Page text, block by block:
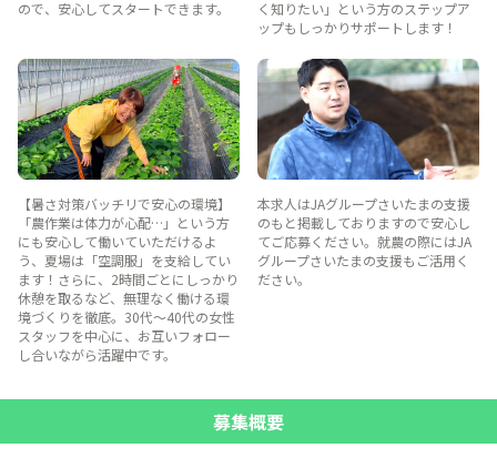
ので、安心してスタートできます。
く知りたい」という方のステップア
ップもしっかりサポートします！
【暑さ対策バッチリで安心の環境】
「農作業は体力が心配…」という方
にも安心して働いていただけるよ
う、夏場は「空調服」を支給してい
ます！さらに、2時間ごとにしっかり
休憩を取るなど、無理なく働ける環
境づくりを徹底。30代〜40代の女性
スタッフを中心に、お互いフォロー
し合いながら活躍中です。
本求人はJAグループさいたまの支援
のもと掲載しておりますので安心し
てご応募ください。就農の際にはJA
グループさいたまの支援もご活用く
ださい。
募集概要